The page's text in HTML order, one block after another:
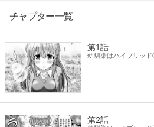
チャプター一覧
第1話
幼馴染はハイブリッ
第2話